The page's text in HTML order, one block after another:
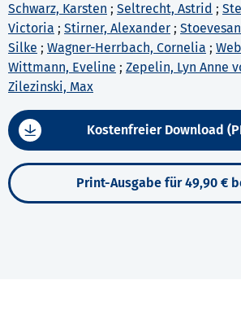
Schwarz, Karsten ; Seltrecht, Astrid ;
Victoria ; Stirner, Alexander ;
Silke ; Wagner-Herrbach, Cornelia ;
Wittmann, Eveline ; Zepelin, Lyn Anne
Zilezinski, Max
Kostenfreier Download
Print-Ausgabe für 49,90 €